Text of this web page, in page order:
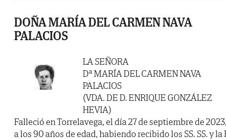
DOÑA MARÍA DEL CARMEN NAVA
PALACIOS
LA SEÑORA
Dª MARÍA DEL CARMEN NAVA
PALACIOS
(VDA. DE D. ENRIQUE GONZÁLEZ
HEVIA)
Falleció en Torrelavega, el día 27 de septiembre de
a los 90 años de edad, habiendo recibido los SS. SS. y la